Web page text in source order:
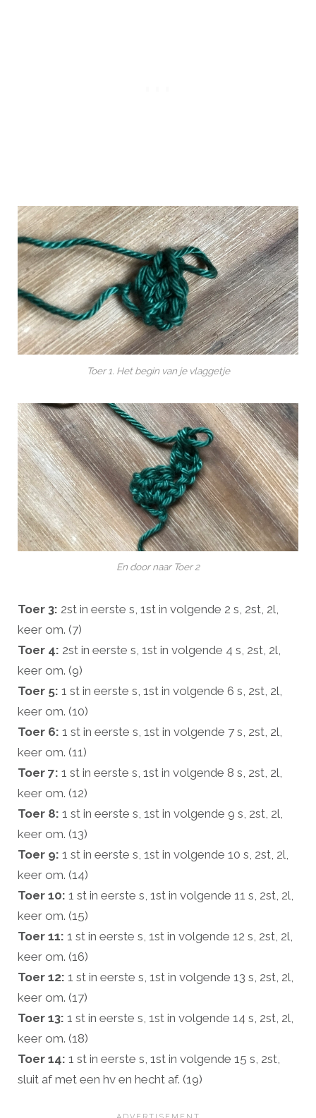
Toer 1. Het begin van je vlaggetje
En door naar Toer 2
Toer 3: 2st in eerste s, 1st in volgende 2 s, 2st, 2l,
keer om. (7)
Toer 4: 2st in eerste s, 1st in volgende 4 s, 2st, 2l,
keer om. (9)
Toer 5: 1 st in eerste s, 1st in volgende 6 s, 2st, 2l,
keer om. (10)
Toer 6: 1 st in eerste s, 1st in volgende 7 s, 2st, 2l,
keer om. (11)
Toer 7: 1 st in eerste s, 1st in volgende 8 s, 2st, 2l,
keer om. (12)
Toer 8: 1 st in eerste s, 1st in volgende 9 s, 2st, 2l,
keer om. (13)
Toer 9: 1 st in eerste s, 1st in volgende 10 s, 2st, 2l,
keer om. (14)
Toer 10: 1 st in eerste s, 1st in volgende 11 s, 2st, 2l,
keer om. (15)
Toer 11: 1 st in eerste s, 1st in volgende 12 s, 2st, 2l,
keer om. (16)
Toer 12: 1 st in eerste s, 1st in volgende 13 s, 2st, 2l,
keer om. (17)
Toer 13: 1 st in eerste s, 1st in volgende 14 s, 2st, 2l,
keer om. (18)
Toer 14: 1 st in eerste s, 1st in volgende 15 s, 2st,
sluit af met een hv en hecht af. (19)